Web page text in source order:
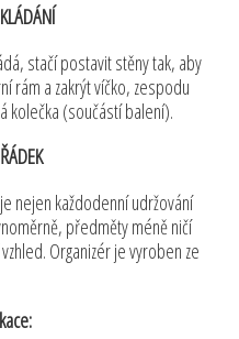
stačí postavit stěny tak, aby
rám a zakrýt víčko, zespodu
kolečka (součástí balení).
nejen každodenní udržování
předměty méně ničí
Organizér je vyroben ze